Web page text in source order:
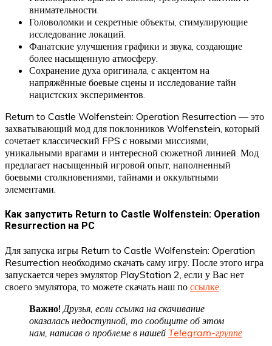
внимательности.
Головоломки и секретные объекты, стимулирующие
исследование локаций.
Фанатские улучшения графики и звука, создающие
более насыщенную атмосферу.
Сохранение духа оригинала, с акцентом на
напряжённые боевые сцены и исследование тайн
нацистских экспериментов.
Return to Castle Wolfenstein: Operation Resurrection — это
захватывающий мод для поклонников Wolfenstein, который
сочетает классический FPS с новыми миссиями,
уникальными врагами и интересной сюжетной линией. Мод
предлагает насыщенный игровой опыт, наполненный
боевыми столкновениями, тайнами и оккультными
элементами.
Как запустить Return to Castle Wolfenstein: Operation
Resurrection на PC
Для запуска игры Return to Castle Wolfenstein: Operation
Resurrection необходимо скачать саму игру. После этого игра
запускается через эмулятор PlayStation 2, если у Вас нет
своего эмулятора, то можете скачать наш по ссылке
Важно! Друзья, если ссылка на скачивание
оказалась недоступной, то сообщите об этом
нам, написав о проблеме в нашей Telegram-группе